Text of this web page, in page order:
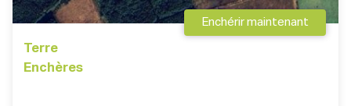
Terre
Enchères
Enchérir maintenant